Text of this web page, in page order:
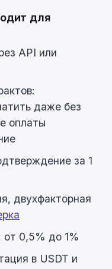
для
API или
даже без
оплаты
за 1
двухфакторная
0,5% до 1%
в USDT и